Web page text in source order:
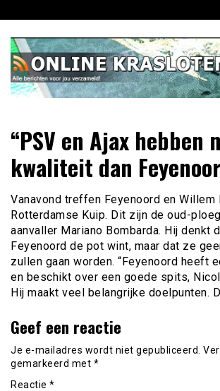
naar
inhoud
Online Krasloten RSS
jou verzameld
“PSV en Ajax hebben
kwaliteit dan
Vanavond treffen Feyenoord en Willem
Rotterdamse Kuip. Dit zijn de oud-
aanvaller Mariano Bombarda. Hij denkt
Feyenoord de pot wint, maar dat ze
zullen gaan worden. “Feyenoord heeft
en beschikt over een goede spits,
Hij maakt veel belangrijke doelpunten.
Geef een reactie
Je e-mailadres wordt niet gepubliceerd.
gemarkeerd met *
Reactie *